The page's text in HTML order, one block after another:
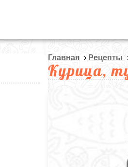
Главная › Рецепты
Курица,